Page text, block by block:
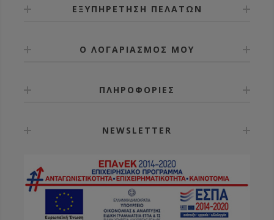
ΕΞΥΠΗΡΕΤΗΣΗ ΠΕΛΑΤΩΝ
Ο ΛΟΓΑΡΙΑΣΜΟΣ ΜΟΥ
ΠΛΗΡΟΦΟΡΙΕΣ
NEWSLETTER